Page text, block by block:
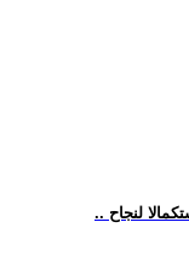
لنجاح